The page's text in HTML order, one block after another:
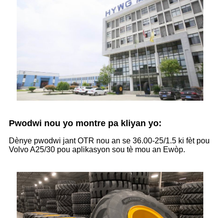
Pwodwi nou yo montre pa kliyan yo:
Dènye pwodwi jant OTR nou an se 36.00-25/1.5 ki fèt pou
Volvo A25/30 pou aplikasyon sou tè mou an Ewòp.